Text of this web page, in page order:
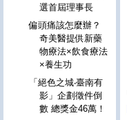
選首屆理事長
偏頭痛該怎麼辦？
奇美醫提供新藥
物療法×飲食療法
×養生功
「絕色之城‧臺南有
影」企劃徵件倒
數 總獎金46萬！